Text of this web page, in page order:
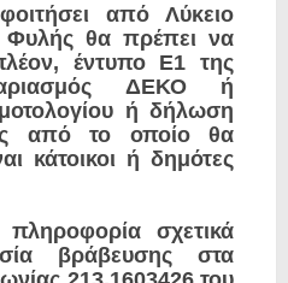
από Λύκειο
Φυλής θα πρέπει να
έντυπο Ε1 της
ΔΕΚΟ ή
ή δήλωση
από το οποίο θα
κάτοικοι ή δημότες
πληροφορία σχετικά
βράβευσης στα